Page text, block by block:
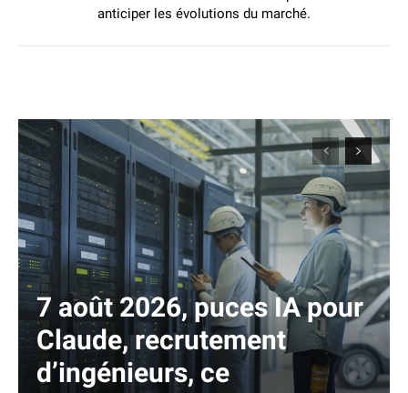
anticiper les évolutions du marché.
7 août 2026, puces IA pour
Claude, recrutement
d’ingénieurs, ce